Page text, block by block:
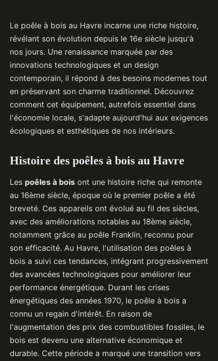
Le poêle à bois au Havre incarne une riche histoire,
révélant son évolution depuis le 16e siècle jusqu'à
nos jours. Une renaissance marquée par des
innovations technologiques et un design
contemporain, il répond à des besoins modernes tout
en préservant son charme traditionnel. Découvrez
comment cet équipement, autrefois essentiel dans
l'économie locale, s'adapte aujourd'hui aux exigences
écologiques et esthétiques de nos intérieurs.
Histoire des poêles à bois au Havre
Les poêles à bois ont une histoire riche qui remonte
au 16ème siècle, époque où le premier poêle a été
breveté. Ces appareils ont évolué au fil des siècles,
avec des améliorations notables au 18ème siècle,
notamment grâce au poêle Franklin, reconnu pour
son efficacité. Au Havre, l'utilisation des poêles à
bois a suivi ces tendances, intégrant progressivement
des avancées technologiques pour améliorer leur
performance énergétique. Durant les crises
énergétiques des années 1970, le poêle à bois a
connu un regain d'intérêt. En raison de
l'augmentation des prix des combustibles fossiles, le
bois est devenu une alternative économique et
durable. Cette période a marqué une transition vers